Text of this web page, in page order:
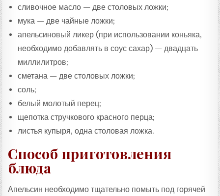
сливочное масло — две столовых ложки;
мука — две чайные ложки;
апельсиновый ликер (при использовании коньяка,
необходимо добавлять в соус сахар) — двадцать
миллилитров;
сметана — две столовых ложки;
соль;
белый молотый перец;
щепотка стручкового красного перца;
листья купыря, одна столовая ложка.
Способ приготовления
блюда
Апельсин необходимо тщательно помыть под горячей